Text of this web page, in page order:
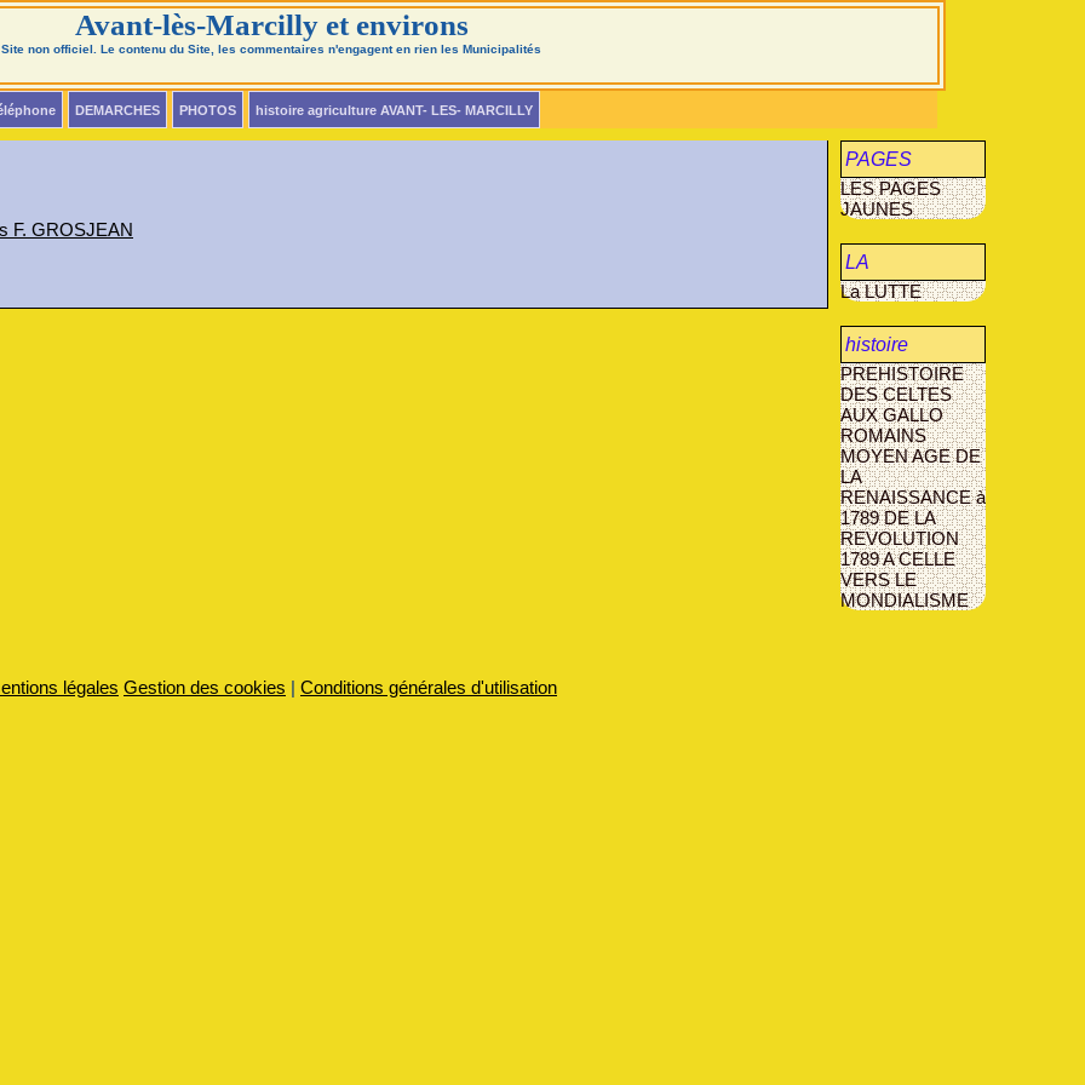
Avant-lès-Marcilly et environs
Site non officiel. Le contenu du Site, les commentaires n'engagent en rien les Municipalités
DEMARCHES PHOTOS histoire agriculture AVANT- LES- MARCILLY
PAGES
JAUNES
LES PAGES
JAUNES
LA
MUCOVISCIDOSE
La LUTTE
histoire
agriculture
AVANT- LES-
MARCILLY
PREHISTOIRE
DES CELTES
AUX GALLO
ROMAINS
MOYEN AGEDE
LA
RENAISSANCE à
1789DE LA
REVOLUTION
1789 A CELLE
VERS LE
MONDIALISME
F. GROSJEAN
légales Gestion des cookies | Conditions générales d'utilisation